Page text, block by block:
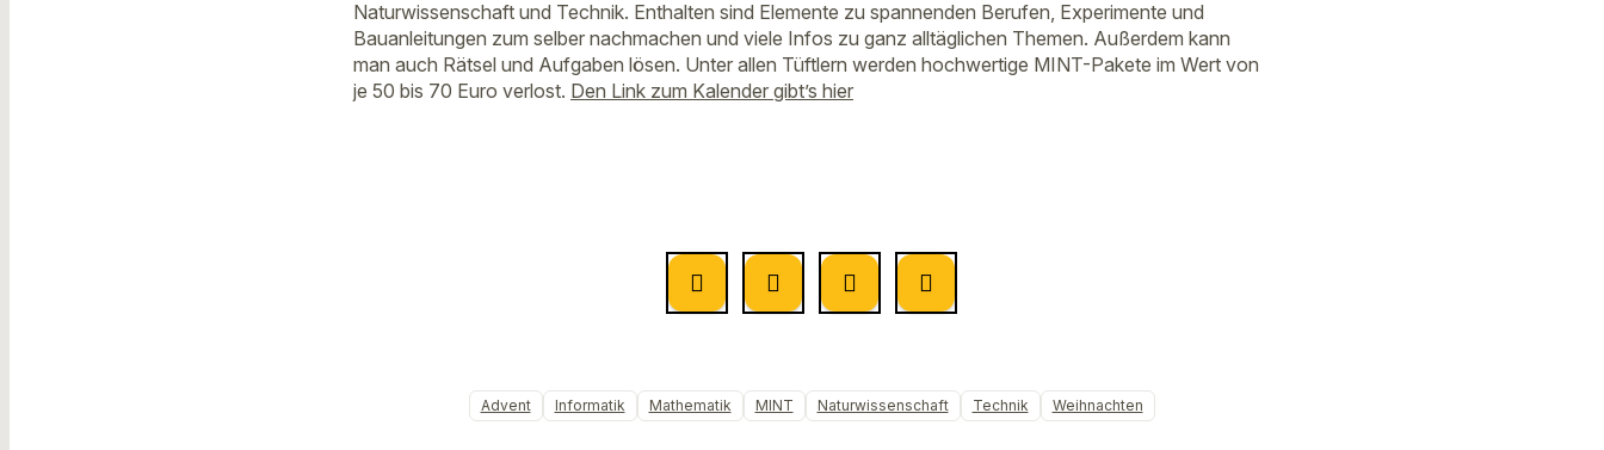
Naturwissenschaft und Technik. Enthalten sind Elemente zu spannenden Berufen, Experimente und
Bauanleitungen zum selber nachmachen und viele Infos zu ganz alltäglichen Themen. Außerdem kann
man auch Rätsel und Aufgaben lösen. Unter allen Tüftlern werden hochwertige MINT-Pakete im Wert von
je 50 bis 70 Euro verlost. Den Link zum Kalender gibt’s hier
Advent Informatik Mathematik MINT Naturwissenschaft Technik Weihnachten